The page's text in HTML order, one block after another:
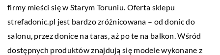
firmy mieści się w Starym Toruniu. Oferta sklepu
strefadonic.pl jest bardzo zróżnicowana – od donic do
salonu, przez donice na taras, aż po te na balkon. Wśród
dostępnych produktów znajdują się modele wykonane z